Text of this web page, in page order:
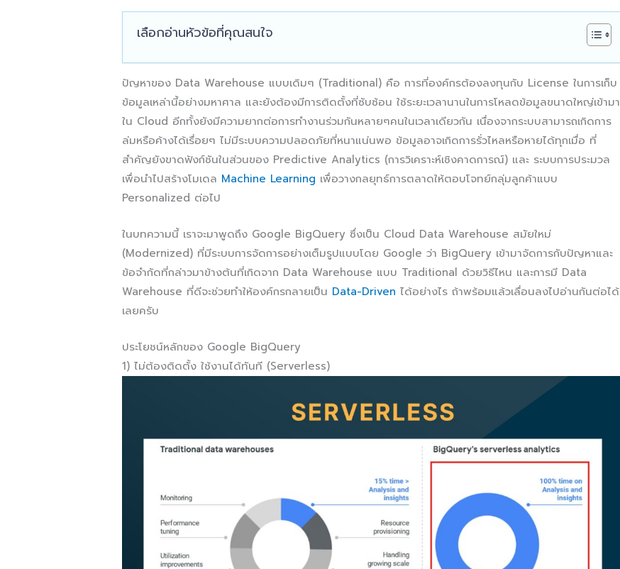
เลือกอ่านหัวข้อที่คุณสนใจ
ปัญหาของ Data Warehouse แบบเดิมๆ (Traditional) คือ การที่องค์กรต้องลงทุนกับ License ในการเก็บ
ข้อมูลเหล่านี้อย่างมหาศาล และยังต้องมีการติดตั้งที่ซับซ้อน ใช้ระยะเวลานานในการโหลดข้อมูลขนาดใหญ่เข้ามา
ใน Cloud อีกทั้งยังมีความยากต่อการทำงานร่วมกันหลายๆคนในเวลาเดียวกัน เนื่องจากระบบสามารถเกิดการ
ล่มหรือค้างได้เรื่อยๆ ไม่มีระบบความปลอดภัยที่หนาแน่นพอ ข้อมูลอาจเกิดการรั่วไหลหรือหายได้ทุกเมื่อ ที่
สำคัญยังขาดฟังก์ชันในส่วนของ Predictive Analytics (การวิเคราะห์เชิงคาดการณ์) และ ระบบการประมวล
เพื่อนำไปสร้างโมเดล Machine Learning เพื่อวางกลยุทธ์การตลาดให้ตอบโจทย์กลุ่มลูกค้าแบบ
Personalized ต่อไป
ในบทความนี้ เราจะมาพูดถึง Google BigQuery ซึ่งเป็น Cloud Data Warehouse สมัยใหม่
(Modernized) ที่มีระบบการจัดการอย่างเต็มรูปแบบโดย Google ว่า BigQuery เข้ามาจัดการกับปัญหาและ
ข้อจำกัดที่กล่าวมาข้างต้นที่เกิดจาก Data Warehouse แบบ Traditional ด้วยวิธีไหน และการมี Data
Warehouse ที่ดีจะช่วยทำให้องค์กรกลายเป็น Data-Driven ได้อย่างไร ถ้าพร้อมแล้วเลื่อนลงไปอ่านกันต่อได้
เลยครับ
ประโยชน์หลักของ Google BigQuery
1) ไม่ต้องติดตั้ง ใช้งานได้ทันที (Serverless)